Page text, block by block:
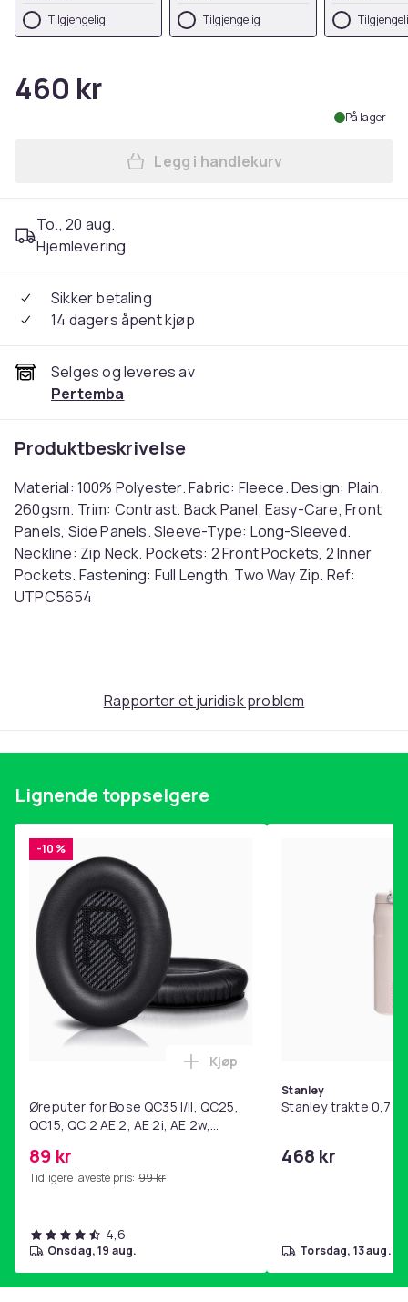
Tilgjengelig
Tilgjengelig
460 kr
På lager
Legg Premier Mens
Legg i handlekurv
To., 20 aug.
Hjemlevering
Sikker betaling
14 dagers åpent kjøp
Selges og leveres av
Pertemba
Produktbeskrivelse
Material: 100% Polyester. Fabric: Fleece. Design: Plain.
260gsm. Trim: Contrast. Back Panel, Easy-Care, Front
Panels, Side Panels. Sleeve-Type: Long-Sleeved.
Neckline: Zip Neck. Pockets: 2 Front Pockets, 2 Inner
Pockets. Fastening: Full Length, Two Way Zip. Ref:
UTPC5654
00bebc7b-13c9-4c44-9f64-30ed62cf2d32
Produktsikkerhetsinformasjon
Rapporter et juridisk problem
Lignende toppselgere
-10 %
Øreputer for Bose QC35 I/II, QC25,
QC15, QC 2 AE 2, AE 2i, AE 2w,
89 kr
Tidligere laveste pris: 99 kr
Legg Øreputer for Bose QC35
Kjøp
4,6
onsdag, 19 aug.
Stanley
Stanley trakte 0,7 l,
468 kr
torsdag, 13 aug.